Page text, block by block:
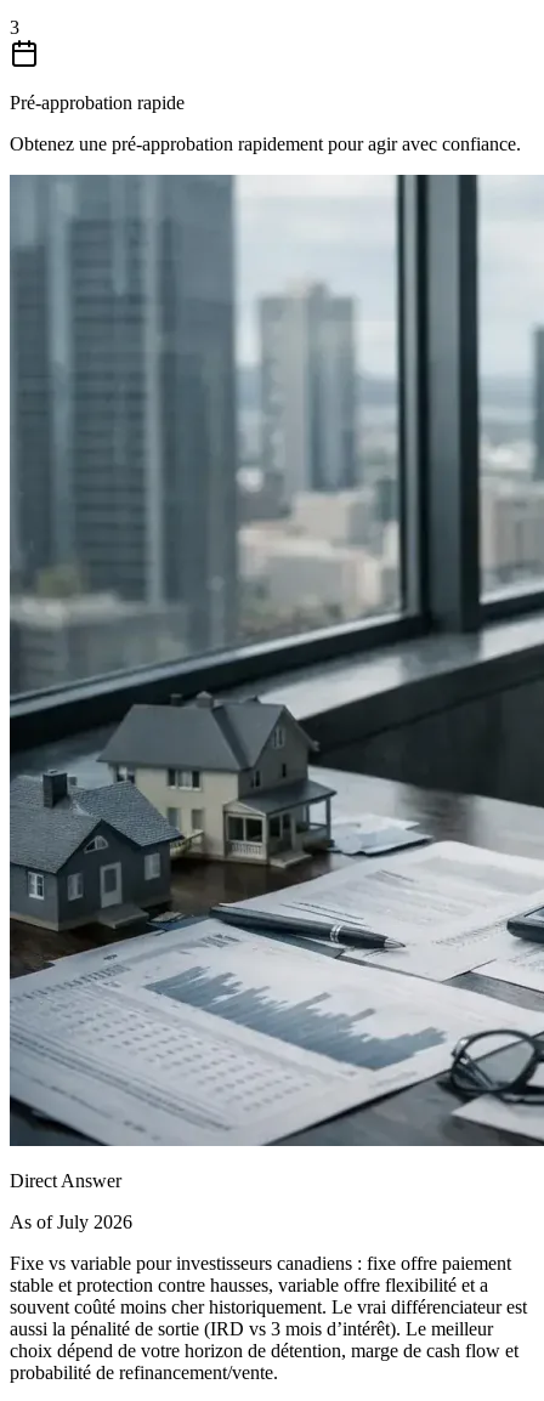
3
Pré-approbation rapide
Obtenez une pré-approbation rapidement pour agir avec confiance.
Direct Answer
As of July 2026
Fixe vs variable pour investisseurs canadiens : fixe offre paiement
stable et protection contre hausses, variable offre flexibilité et a
souvent coûté moins cher historiquement. Le vrai différenciateur est
aussi la pénalité de sortie (IRD vs 3 mois d’intérêt). Le meilleur
choix dépend de votre horizon de détention, marge de cash flow et
probabilité de refinancement/vente.